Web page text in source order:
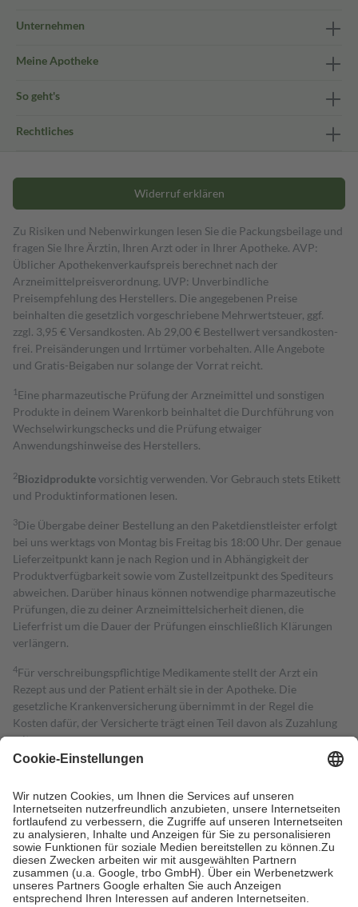
Unternehmen
Meine Apotheke
So geht's
Rechtliches
Widerruf erklären
Zu Risiken und Nebenwirkungen lesen Sie die Packungsbeilage und
fragen Sie Ihre Ärztin, Ihren Arzt oder in Ihrer Apotheke. AVP:
Üblicher Apothekenverkaufspreis berechnet nach der
Arzneimittelpreisverordnung. UVP: Unverbindliche
Preisempfehlung des Herstellers. Die angegebenen Preise
beinhalten die gesetzlich vorgeschriebene Mehrwertsteuer, ggf.
zzgl. 3,95 € Versandkosten. Ab 29,00 € Bestell­wert versand­kosten­
frei. Preisänderungen und Irrtümer vorbehalten. Alle Angebote
und Gratis-Beigaben nur solange der Vorrat reicht.
1 Eine pharmazeutische Prüfung der Arzneimittel und sonstigen
Produkte in deinem Warenkorb beinhaltet die Durchführung von
Wechselwirkungschecks und die Prüfung etwaiger
Anwendungshinweise des Herstellers.
2Biozidproduktevorsichtig verwenden. Vor Gebrauch stets Etikett
und Produktinformationen lesen.
3Die Übergabe deiner Bestellung an den Paketdienstleister erfolgt
bei uns werktags von Montag bis Freitag bis 18:00 Uhr. Der genaue
Lieferzeitpunkt kann je nach Region und in Abhängigkeit der
Produktverfügbarkeit sowie vom Zustellzeitpunkt des Spediteurs
abweichen. Darüber hinaus können notwendige pharmazeutische
Prüfungen, die zu deiner Arzneimittelsicherheit dienen, die
Lieferfrist um die Dauer der Prüfungen einschließlich Klärungen
verlängern.
4Für verschreibungspflichtige Medikamente stellt der Arzt ein
Rezept aus und der Patient erhält sie in der Apotheke. Die
gesetzliche Krankenversicherung übernimmt in der Regel die
Kosten dafür, der Versicherte trägt einen Teil davon als Zuzahlung
mit.
Grundsätzlich leisten Mitglieder Zuzahlungen in Höhe von zehn
höchstens zehn Euro.
Es sind jedoch nie mehr als die tatsächlichen
Kosten der Leistung zu entrichten.
Diese Regeln gelten grundsätzlich auch für Online-Apotheken.
Bei Heilmitteln und häuslicher Krankenpflege beträgt die
Zuzahlung zehn Prozent der Kosten sowie zehn Euro je
Verordnung.
Um das Engagement der Versicherten für ihre eigene Gesundheit zu